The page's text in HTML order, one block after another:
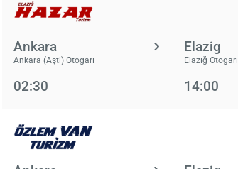
Ankara
Ankara (Aşti) Otogarı
Elazig
Elazığ Otogarı
02:30 14:00